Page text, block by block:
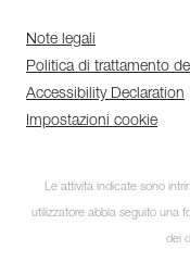
Note legali
Politica di trattamento
Accessibility Declaration
Impostazioni cookie
Le attività indicate sono
utilizzatore abbia seguito una
dei